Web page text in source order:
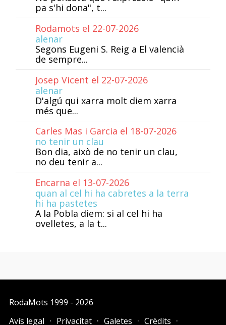
pa s'hi dona", t...
Rodamots el 22-07-2026
alenar
Segons Eugeni S. Reig a El valencià
de sempre...
Josep Vicent el 22-07-2026
alenar
D'algú qui xarra molt diem xarra
més que...
Carles Mas i Garcia el 18-07-2026
no tenir un clau
Bon dia, això de no tenir un clau,
no deu tenir a...
Encarna el 13-07-2026
quan al cel hi ha cabretes a la terra
hi ha pastetes
A la Pobla diem: si al cel hi ha
ovelletes, a la t...
RodaMots 1999 - 2026
Avís legal
Privacitat Galetes Crèdits